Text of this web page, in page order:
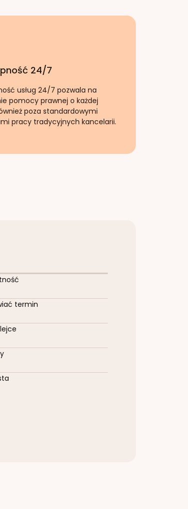
24/7
usług 24/7 pozwala na
pomocy prawnej o każdej
poza standardowymi
pracy tradycyjnych kancelarii.
termin